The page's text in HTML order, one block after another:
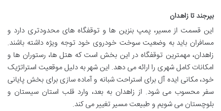
بیرجند تا زاهدان
این قسمت از مسیر، پمپ بنزین ها و توقفگاه های محدودتری دارد و
مسافران باید به وضعیت سوخت خودروی خود توجه ویژه داشته باشند.
زاهدان، مهمترین توقفگاه در این بخش است که هتل ها، رستوران ها و
امکانات کامل شهری را ارائه می دهد. این شهر به دلیل موقعیت استراتژیک
خود، مکانی ایده آل برای استراحت شبانه و آماده سازی برای بخش پایانی
سفر محسوب می شود. از زاهدان به بعد، وارد قلب استان سیستان و
بلوچستان می شویم و طبیعت مسیر تغییر می کند.